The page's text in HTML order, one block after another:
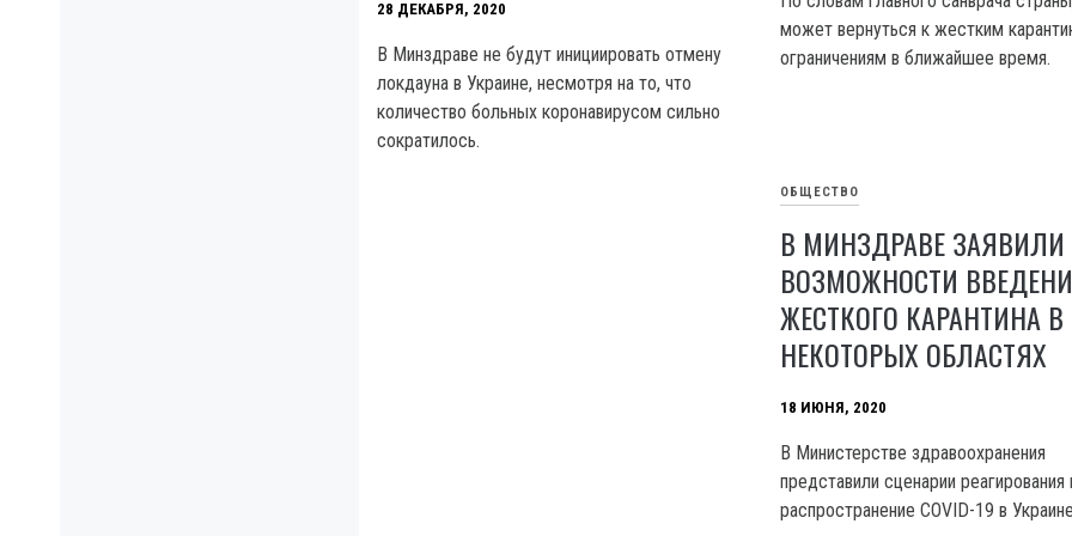
28 ДЕКАБРЯ, 2020
В Минздраве не будут инициировать отмену
локдауна в Украине, несмотря на то, что
количество больных коронавирусом сильно
сократилось.
может вернуться к жестким
ограничениям в ближайшее время.
ОБЩЕСТВО
В МИНЗДРАВЕ ЗАЯВИЛИ
ВОЗМОЖНОСТИ
ЖЕСТКОГО КАРАНТИНА В
НЕКОТОРЫХ ОБЛАСТЯХ
18 ИЮНЯ, 2020
В Министерстве здравоохранения
представили сценарии реагирования
распространение COVID-19 в